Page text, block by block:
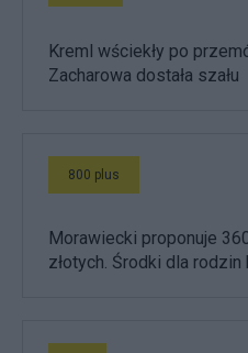
Kreml wściekły po
Zacharowa dostała szału
800 plus
Morawiecki proponuje
złotych. Środki dla rodzin